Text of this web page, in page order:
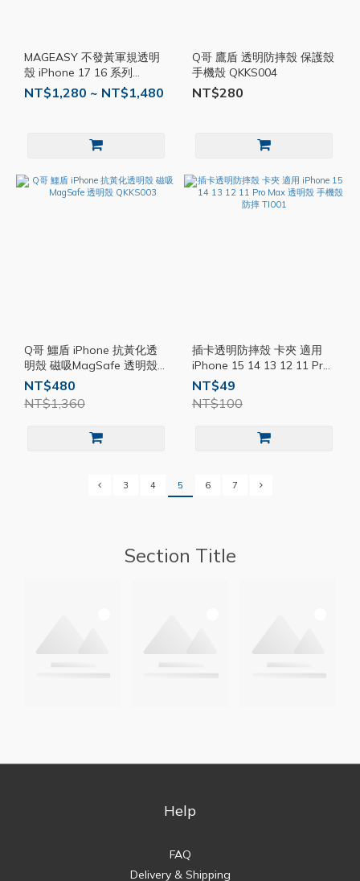
MAGEASY 不發黃軍規透明
殼 iPhone 17 16 系列
SE006
NT$1,280 ~ NT$1,480
Q哥 鷹盾 透明防摔殼 保護殼
手機殼 QKKS004
NT$280
Q哥 鱷盾 iPhone 抗黃化透
明殼 磁吸MagSafe 透明殼
QKKS003
NT$480
NT$1,360
插卡透明防摔殼 卡夾 適用
iPhone 15 14 13 12 11 Pro
Max 透明殼 手機殼 防摔
TI001
NT$49
NT$100
3 4 5 6 7
Section Title
Help
FAQ
Delivery & Shipping